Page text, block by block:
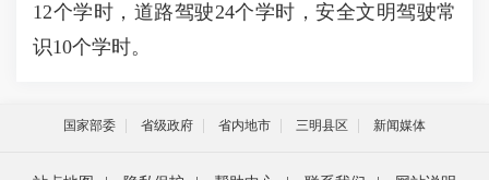
12个学时，道路驾驶24个学时，安全文明驾驶常
识10个学时。
国家部委 省级政府 省内地市 三明县区 新闻媒体